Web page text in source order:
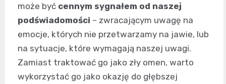
może być cennym sygnałem od naszej
podświadomości – zwracającym uwagę na
emocje, których nie przetwarzamy na jawie, lub
na sytuacje, które wymagają naszej uwagi.
Zamiast traktować go jako zły omen, warto
wykorzystać go jako okazję do głębszej